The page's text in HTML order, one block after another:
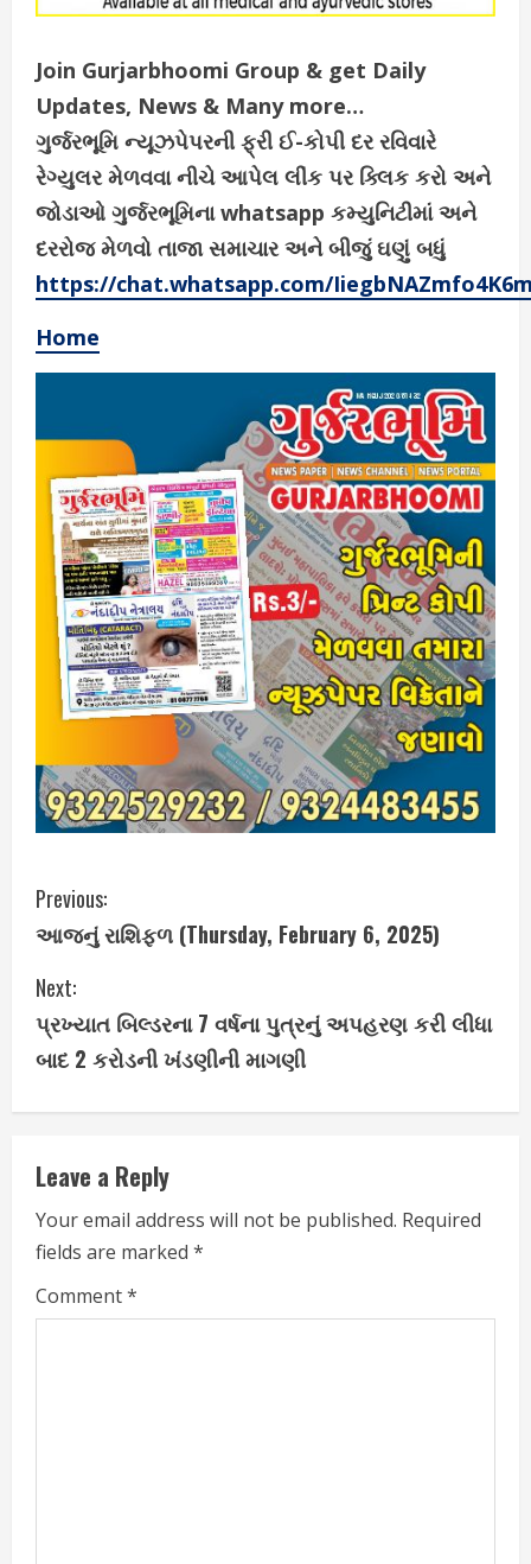
Join Gurjarbhoomi Group & get Daily
Updates, News & Many more…
ગુર્જરભૂમિ ન્યૂઝપેપરની ફ્રી ઈ-કોપી દર રવિવારે
રેગ્યુલર મેળવવા નીચે આપેલ લીંક પર ક્લિક કરો અને
જોડાઓ ગુર્જરભૂમિના whatsapp કમ્યુનિટીમાં અને
દરરોજ મેળવો તાજા સમાચાર અને બીજું ઘણું બધું
https://chat.whatsapp.com/
Home
C
o
n
t
i
n
u
e
R
Previous:
આજનું રાશિફળ (Thursday, February 6, 2025)
Next:
પ્રખ્યાત બિલ્ડરના 7 વર્ષના પુત્રનું અપહરણ કરી લીધા
બાદ 2 કરોડની ખંડણીની માગણી
Leave a Reply
Your email address will not be published. Required
fields are marked *
Comment*